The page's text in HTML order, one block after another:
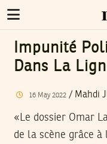
Impunité
Dans La
16 May 2022/ Mahdi
«Le dossier Omar
de la scène grâce à